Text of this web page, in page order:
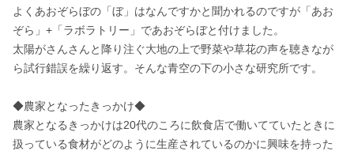
よくあおぞらぼの「ぼ」はなんですかと聞かれるのですが「あお
ぞら」+「ラボラトリー」であおぞらぼと付けました。
太陽がさんさんと降り注ぐ大地の上で野菜や草花の声を聴きなが
ら試行錯誤を繰り返す。そんな青空の下の小さな研究所です。
◆農家となったきっかけ◆
農家となるきっかけは20代のころに飲食店で働いてていたときに
扱っている食材がどのように生産されているのかに興味を持った